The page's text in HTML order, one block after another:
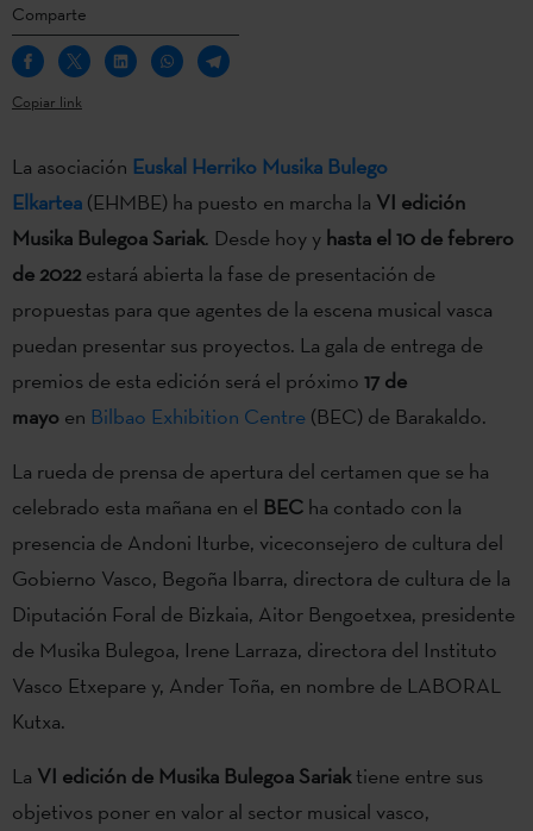
Comparte
Copiar link
La asociación Euskal Herriko Musika Bulego
Elkartea (EHMBE) ha puesto en marcha la VI edición
Musika Bulegoa Sariak. Desde hoy y hasta el 10 de febrero
de 2022 estará abierta la fase de presentación de
propuestas para que agentes de la escena musical vasca
puedan presentar sus proyectos. La gala de entrega de
premios de esta edición será el próximo 17 de
mayo en Bilbao Exhibition Centre (BEC) de Barakaldo.
La rueda de prensa de apertura del certamen que se ha
celebrado esta mañana en el BEC ha contado con la
presencia de Andoni Iturbe, viceconsejero de cultura del
Gobierno Vasco, Begoña Ibarra, directora de cultura de la
Diputación Foral de Bizkaia, Aitor Bengoetxea, presidente
de Musika Bulegoa, Irene Larraza, directora del Instituto
Vasco Etxepare y, Ander Toña, en nombre de LABORAL
Kutxa.
La VI edición de Musika Bulegoa Sariaktiene entre sus
objetivos poner en valor al sector musical vasco,